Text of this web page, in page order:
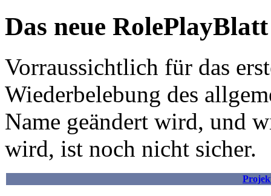
Das neue RolePlayBlatt
Vorraussichtlich für das
Wiederbelebung des
Name geändert wird, und
wird, ist noch nicht sicher.